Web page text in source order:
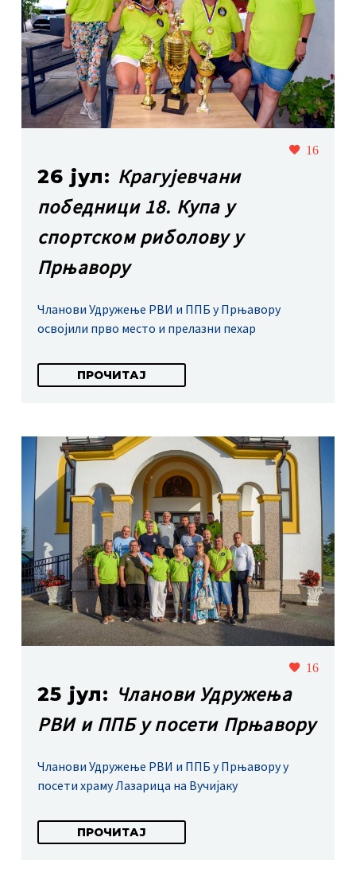
16
26 јул: Крагујевчани
победници 18. Купа у
спортском риболову у
Прњавору
Чланови Удружење РВИ и ППБ у Прњавору
освојили прво место и прелазни пехар
ПРОЧИТАЈ
16
25 јул: Чланови Удружења
РВИ и ППБ у посети Прњавору
Чланови Удружење РВИ и ППБ у Прњавору у
посети храму Лазарица на Вучијаку
ПРОЧИТАЈ